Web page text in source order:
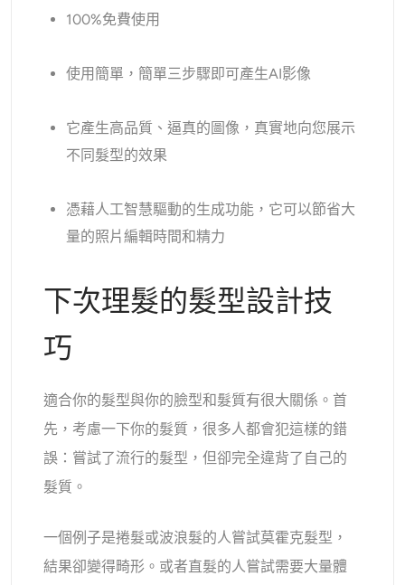
100%免費使用
使用簡單，簡單三步驟即可產生AI影像
它產生高品質、逼真的圖像，真實地向您展示
不同髮型的效果
憑藉人工智慧驅動的生成功能，它可以節省大
量的照片編輯時間和精力
下次理髮的髮型設計技
巧
適合你的髮型與你的臉型和髮質有很大關係。首
先，考慮一下你的髮質，很多人都會犯這樣的錯
誤：嘗試了流行的髮型，但卻完全違背了自己的
髮質。
一個例子是捲髮或波浪髮的人嘗試莫霍克髮型，
結果卻變得畸形。或者直髮的人嘗試需要大量體